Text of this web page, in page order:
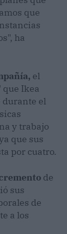
que
ha
el
Ikea
durante el
y trabajo
que sus
por cuatro.
de
sus
de
a los